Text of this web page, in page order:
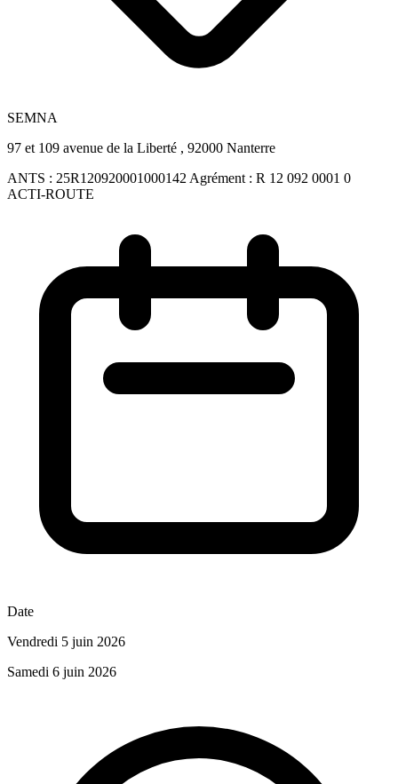
SEMNA
97 et 109 avenue de la Liberté , 92000 Nanterre
ANTS : 25R120920001000142 Agrément : R 12 092 0001 0
ACTI-ROUTE
Date
Vendredi 5 juin 2026
Samedi 6 juin 2026